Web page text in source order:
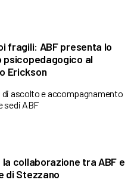
fragili: ABF presenta lo
psicopedagogico al
Erickson
ascolto e accompagnamento
sedi ABF
la collaborazione tra ABF e
di Stezzano